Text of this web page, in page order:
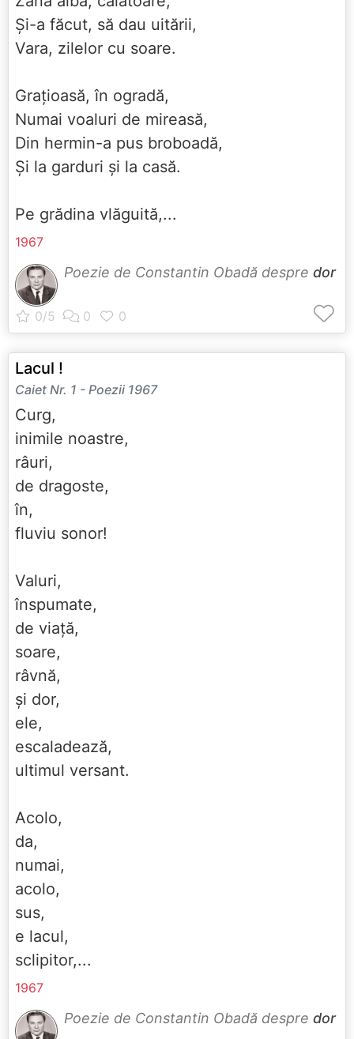
Și-a făcut, să dau uitării,
Vara, zilelor cu soare.
Grațioasă, în ogradă,
Numai voaluri de mireasă,
Din hermin-a pus broboadă,
Și la garduri și la casă.
Pe grădina vlăguită,...
1967
Poezie de Constantin Obadă despre dor
Lacul !
Caiet Nr. 1 - Poezii 1967
Curg,
inimile noastre,
râuri,
de dragoste,
în,
fluviu sonor!
Valuri,
înspumate,
de viață,
soare,
râvnă,
și dor,
ele,
escaladează,
ultimul versant.
Acolo,
da,
numai,
acolo,
sus,
e lacul,
sclipitor,...
1967
Poezie de Constantin Obadă despre dor